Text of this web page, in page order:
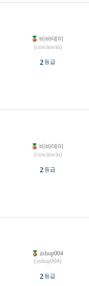
비바데이
(cowinwin)
2등급
비바데이
(cowinwin)
2등급
zshop004
(zshop004)
2등급